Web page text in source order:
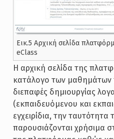
Εικ.5 Αρχική σελίδα
eClass
Η αρχική σελίδα της
κατάλογο των μαθημάτων
διεπαφές δημιουργίας
(εκπαιδευόμενου και
εγχειρίδια, την
παρουσιάζονται χρήσιμα